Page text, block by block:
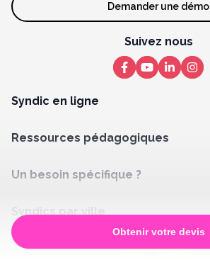
Obtenir votre devis
Syndic en ligne
Ressources pédagogiques
Un besoin spécifique ?
Demander une démo
Suivez nous
Syndics par ville